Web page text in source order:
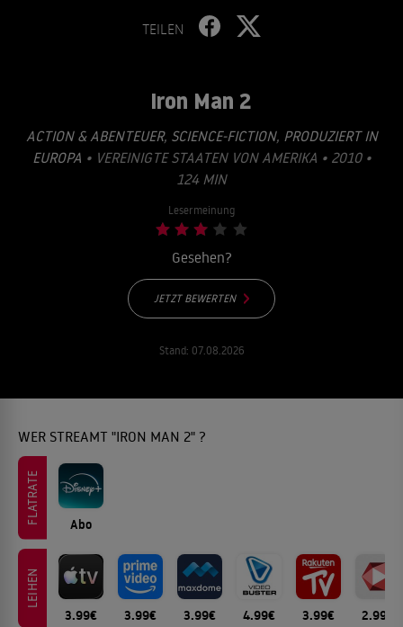
TEILEN
Iron Man 2
ACTION & ABENTEUER, SCIENCE-FICTION, PRODUZIERT IN
EUROPA • VEREINIGTE STAATEN VON AMERIKA • 2010 •
124 MIN
Lesermeinung
Gesehen?
JETZT BEWERTEN
Stand: 07.08.2026
WER STREAMT "IRON MAN 2" ?
FLATRATE Abo
LEIHEN
3.99€ 3.99€ 3.99€ 4.99€ 3.99€ 2.99€